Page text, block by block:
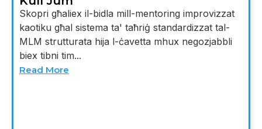
Skopri għaliex il-bidla mill-mentoring improvizzat
kaotiku għal sistema ta' taħriġ standardizzat tal-
MLM strutturata hija l-ċavetta mhux negozjabbli
biex tibni tim...
Read More